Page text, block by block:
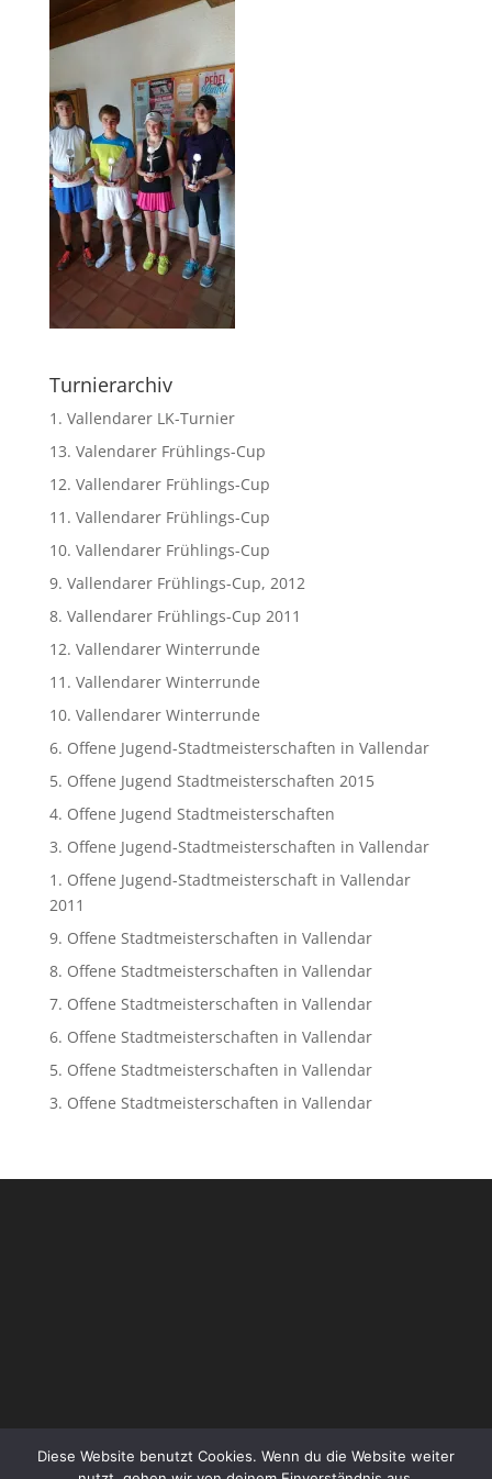
Turnierarchiv
1. Vallendarer LK-Turnier
13. Valendarer Frühlings-Cup
12. Vallendarer Frühlings-Cup
11. Vallendarer Frühlings-Cup
10. Vallendarer Frühlings-Cup
9. Vallendarer Frühlings-Cup, 2012
8. Vallendarer Frühlings-Cup 2011
12. Vallendarer Winterrunde
11. Vallendarer Winterrunde
10. Vallendarer Winterrunde
6. Offene Jugend-Stadtmeisterschaften in Vallendar
5. Offene Jugend Stadtmeisterschaften 2015
4. Offene Jugend Stadtmeisterschaften
3. Offene Jugend-Stadtmeisterschaften in Vallendar
1. Offene Jugend-Stadtmeisterschaft in Vallendar
2011
9. Offene Stadtmeisterschaften in Vallendar
8. Offene Stadtmeisterschaften in Vallendar
7. Offene Stadtmeisterschaften in Vallendar
6. Offene Stadtmeisterschaften in Vallendar
5. Offene Stadtmeisterschaften in Vallendar
3. Offene Stadtmeisterschaften in Vallendar
Diese Website benutzt Cookies. Wenn du die Website weiter